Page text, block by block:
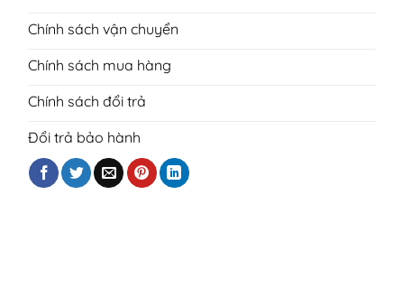
Chính sách vận chuyển
Chính sách mua hàng
Chính sách đổi trả
Đổi trả bảo hành